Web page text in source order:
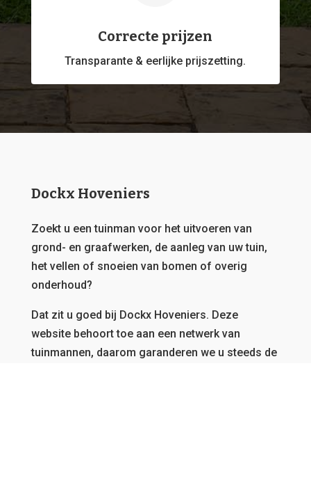
Correcte prijzen
Transparante & eerlijke prijszetting.
Dockx Hoveniers
Zoekt u een tuinman voor het uitvoeren van
grond- en graafwerken, de aanleg van uw tuin,
het vellen of snoeien van bomen of overig
onderhoud?
Dat zit u goed bij Dockx Hoveniers. Deze
website behoort toe aan een netwerk van
tuinmannen, daarom garanderen we u steeds de